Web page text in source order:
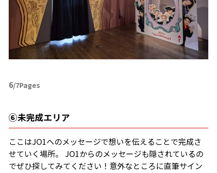
6/7Pages
⑥未完成エリア
ここはJO1へのメッセージで想いを伝えることで完成さ
せていく場所。 JO1からのメッセージも隠されているの
でぜひ探してみてください！意外なところに直筆サイン